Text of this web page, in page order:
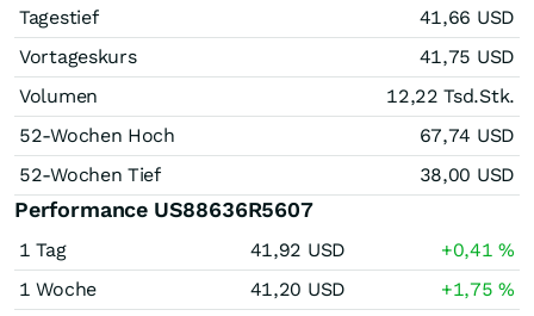
Tagestief
41,66 USD
Vortageskurs
41,75 USD
Volumen
12,22 Tsd.Stk.
52-Wochen Hoch
67,74 USD
52-Wochen Tief
38,00 USD
Performance US88636R5607
1 Tag 41,92 USD +0,41%
1 Woche
41,20 USD +1,75%